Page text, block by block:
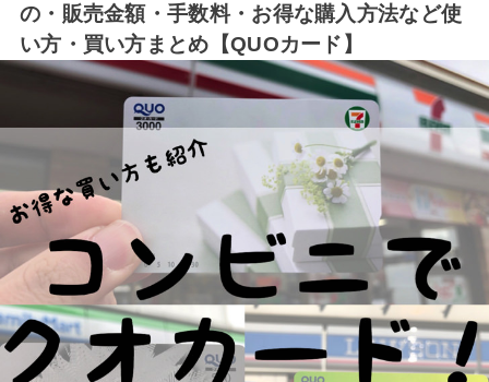
の・販売金額・手数料・お得な購入方法など使
い方・買い方まとめ【QUOカード】